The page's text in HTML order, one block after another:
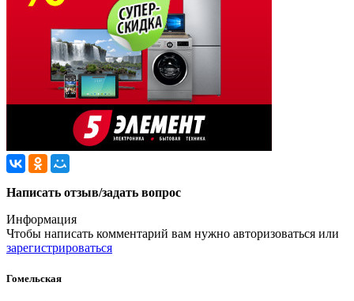
Написать отзыв/задать вопрос
Информация
Чтобы написать комментарий вам нужно авторизоваться или
зарегистрироваться
Гомельская